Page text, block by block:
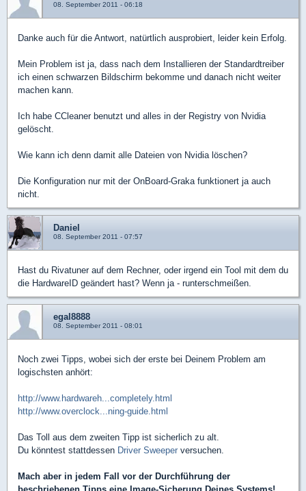
08. September 2011 - 06:18
Danke auch für die Antwort, natürtlich ausprobiert, leider kein Erfolg.
Mein Problem ist ja, dass nach dem Installieren der Standardtreiber
ich einen schwarzen Bildschirm bekomme und danach nicht weiter
machen kann.
Ich habe CCleaner benutzt und alles in der Registry von Nvidia
gelöscht.
Wie kann ich denn damit alle Dateien von Nvidia löschen?
Die Konfiguration nur mit der OnBoard-Graka funktionert ja auch
nicht.
Daniel
08. September 2011 - 07:57
Hast du Rivatuner auf dem Rechner, oder irgend ein Tool mit dem du
die HardwareID geändert hast? Wenn ja - runterschmeißen.
egal8888
08. September 2011 - 08:01
Noch zwei Tipps, wobei sich der erste bei Deinem Problem am
logischsten anhört:
http://www.hardwareh...completely.html
http://www.overclock...ning-guide.html
Das Toll aus dem zweiten Tipp ist sicherlich zu alt.
Du könntest stattdessen Driver Sweeper versuchen.
Mach aber in jedem Fall vor der Durchführung der